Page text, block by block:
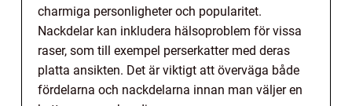
charmiga personligheter och popularitet.
Nackdelar kan inkludera hälsoproblem för vissa
raser, som till exempel perserkatter med deras
platta ansikten. Det är viktigt att överväga både
fördelarna och nackdelarna innan man väljer en